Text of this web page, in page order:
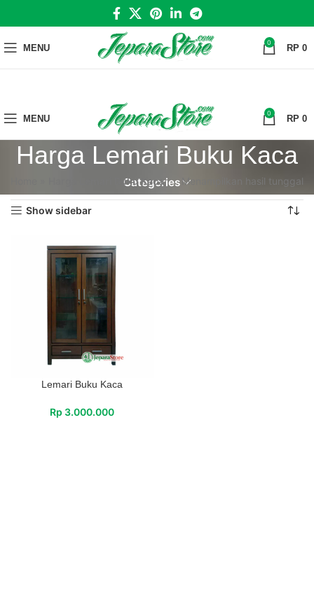
MENU 0 RP 0
MENU 0 RP 0
Harga Lemari Buku Kaca
Categories
Harga Lemari Buku Kaca Menampilkan hasil tunggal
Show sidebar
Lemari Buku Kaca
Rp 3.000.000